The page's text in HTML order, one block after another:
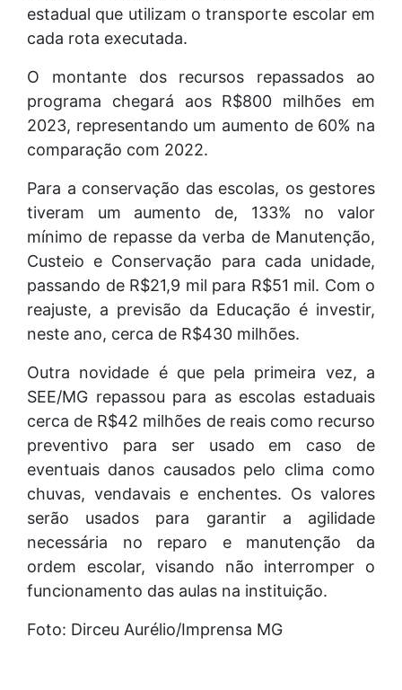
estadual que utilizam o transporte escolar em
cada rota executada.
O montante dos recursos repassados ao
programa chegará aos R$800 milhões em
2023, representando um aumento de 60% na
comparação com 2022.
Para a conservação das escolas, os gestores
tiveram um aumento de, 133% no valor
mínimo de repasse da verba de Manutenção,
Custeio e Conservação para cada unidade,
passando de R$21,9 mil para R$51 mil. Com o
reajuste, a previsão da Educação é investir,
neste ano, cerca de R$430 milhões.
Outra novidade é que pela primeira vez, a
SEE/MG repassou para as escolas estaduais
cerca de R$42 milhões de reais como recurso
preventivo para ser usado em caso de
eventuais danos causados pelo clima como
chuvas, vendavais e enchentes. Os valores
serão usados para garantir a agilidade
necessária no reparo e manutenção da
ordem escolar, visando não interromper o
funcionamento das aulas na instituição.
Foto: Dirceu Aurélio/Imprensa MG